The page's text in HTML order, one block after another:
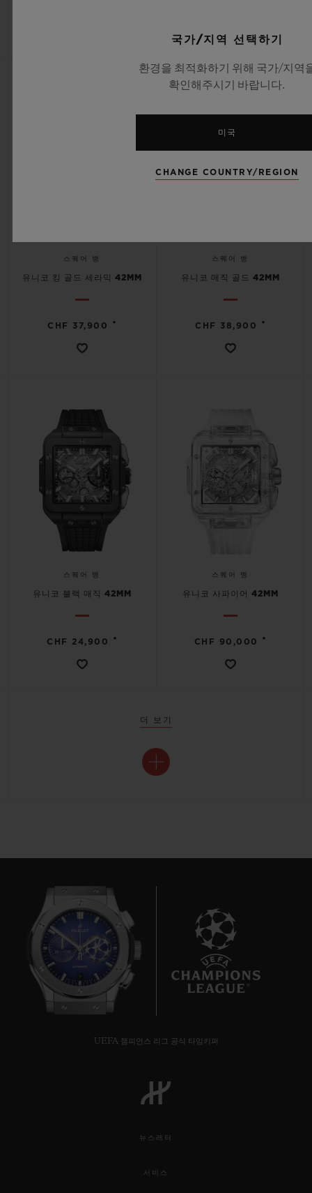
스퀘어 뱅
유니코 킹 골드 세라믹 42MM
CHF 37,900 •
스퀘어 뱅
유니코 매직 골드 42MM
CHF 38,900 •
스퀘어 뱅
유니코 블랙 매직 42MM
CHF 24,900 •
스퀘어 뱅
유니코 사파이어 42MM
CHF 90,000 •
더 보기
UEFA 챔피언스 리그 공식 타임키퍼
뉴스레터
서비스
국가/지역 선택하기
환경을 최적화하기 위해 국가/지역
확인해주시기 바랍니다.
미국
CHANGE COUNTRY/REGION